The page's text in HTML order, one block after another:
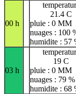
00 h
21.4 C
pluie : 0 MM
nuages : 100
humidite : 57
03 h
19 C
pluie : 0 MM
nuages : 79 %
humidite : 68